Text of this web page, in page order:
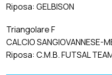
Riposa: GELBISON
Triangolare F
CALCIO SANGIOVANNESE-
Riposa: C.M.B. FUTSAL